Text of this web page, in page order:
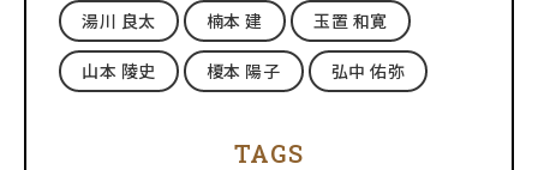
湯川 良太 楠本 建 玉置 和寛
山本 陵史 榎本 陽子 弘中 佑弥
TAGS